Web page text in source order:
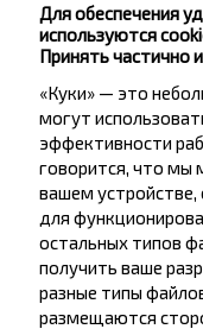
Бобруйск
Рогачёв
Бобруйск
Лучшие
Ялта
Вильнюс
Для обеспечения
используются
Принять частично
«Куки» — это
могут
эффективности
говорится, что мы
вашем
для
остальных типов
получить ваше
разные типы
размещаются